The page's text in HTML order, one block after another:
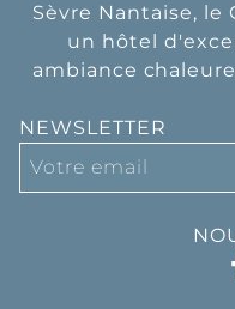
Sèvre Nantaise, le
un hôtel
ambiance
NEWSLETTER